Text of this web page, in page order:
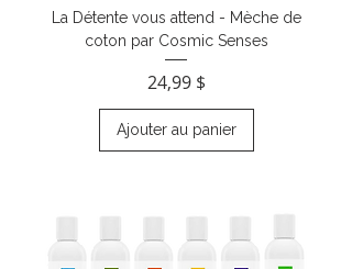
La Détente vous attend - Mèche de
coton par Cosmic Senses
Prix
24,99 $
Ajouter au panier